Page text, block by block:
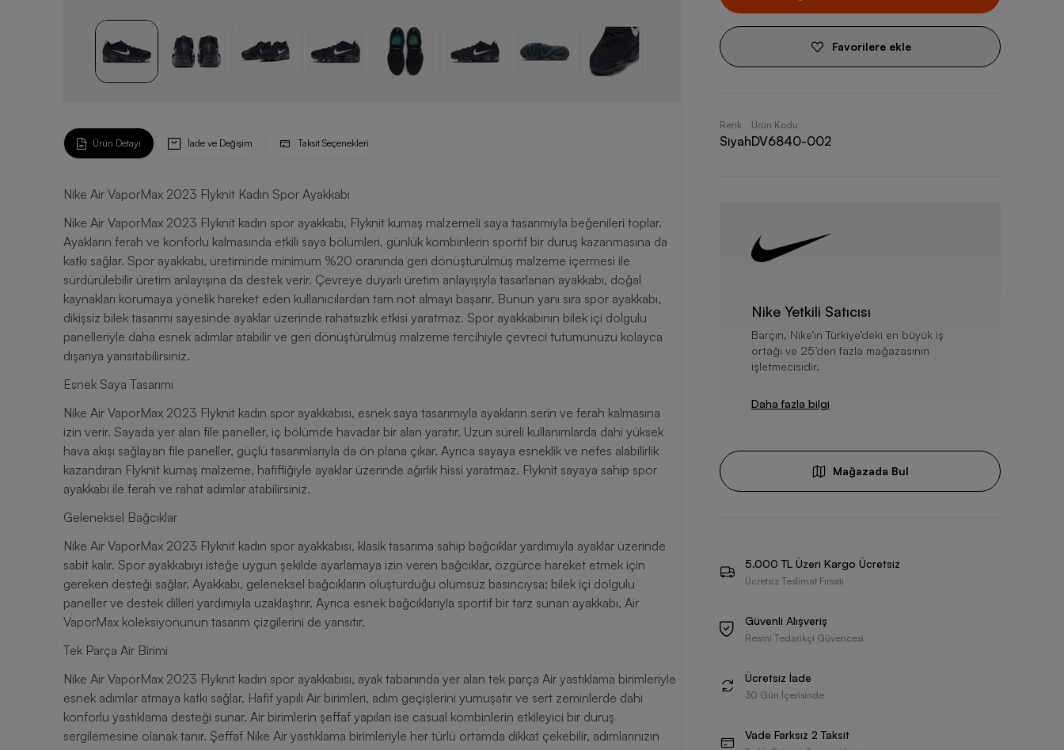
Ürün Detayı İade ve Değişim Taksit Seçenekleri
Nike Air VaporMax 2023 Flyknit Kadın Spor Ayakkabı
Nike Air VaporMax 2023 Flyknit kadın spor ayakkabı, Flyknit kumaş malzemeli saya tasarımıyla beğenileri toplar.
Ayakların ferah ve konforlu kalmasında etkili saya bölümleri, günlük kombinlerin sportif bir duruş kazanmasına da
katkı sağlar. Spor ayakkabı, üretiminde minimum %20 oranında geri dönüştürülmüş malzeme içermesi ile
sürdürülebilir üretim anlayışına da destek verir. Çevreye duyarlı üretim anlayışıyla tasarlanan ayakkabı, doğal
kaynakları korumaya yönelik hareket eden kullanıcılardan tam not almayı başarır. Bunun yanı sıra spor ayakkabı,
dikişsiz bilek tasarımı sayesinde ayaklar üzerinde rahatsızlık etkisi yaratmaz. Spor ayakkabının bilek içi dolgulu
panelleriyle daha esnek adımlar atabilir ve geri dönüştürülmüş malzeme tercihiyle çevreci tutumunuzu kolayca
dışarıya yansıtabilirsiniz.
Esnek Saya Tasarımı
Nike Air VaporMax 2023 Flyknit kadın spor ayakkabısı, esnek saya tasarımıyla ayakların serin ve ferah kalmasına
izin verir. Sayada yer alan file paneller, iç bölümde havadar bir alan yaratır. Uzun süreli kullanımlarda dahi yüksek
hava akışı sağlayan file paneller, güçlü tasarımlarıyla da ön plana çıkar. Ayrıca sayaya esneklik ve nefes alabilirlik
kazandıran Flyknit kumaş malzeme, hafifliğiyle ayaklar üzerinde ağırlık hissi yaratmaz. Flyknit sayaya sahip spor
ayakkabı ile ferah ve rahat adımlar atabilirsiniz.
Geleneksel Bağcıklar
Nike Air VaporMax 2023 Flyknit kadın spor ayakkabısı, klasik tasarıma sahip bağcıklar yardımıyla ayaklar üzerinde
sabit kalır. Spor ayakkabıyı isteğe uygun şekilde ayarlamaya izin veren bağcıklar, özgürce hareket etmek için
gereken desteği sağlar. Ayakkabı, geleneksel bağcıkların oluşturduğu olumsuz basıncıysa; bilek içi dolgulu
paneller ve destek dilleri yardımıyla uzaklaştırır. Ayrıca esnek bağcıklarıyla sportif bir tarz sunan ayakkabı, Air
VaporMax koleksiyonunun tasarım çizgilerini de yansıtır.
Tek Parça Air Birimi
Nike Air VaporMax 2023 Flyknit kadın spor ayakkabısı, ayak tabanında yer alan tek parça Air yastıklama birimleriyle
esnek adımlar atmaya katkı sağlar. Hafif yapılı Air birimleri, adım geçişlerini yumuşatır ve sert zeminlerde dahi
konforlu yastıklama desteği sunar. Air birimlerin şeffaf yapıları ise casual kombinlerin etkileyici bir duruş
sergilemesine olanak tanır. Şeffaf Nike Air yastıklama birimleriyle her türlü ortamda dikkat çekebilir, adımlarınızın
Favorilere ekle
Renk
Siyah
Ürün Kodu
DV6840-002
Nike Yetkili Satıcısı
Barçın, Nike’ın Türkiye’deki en büyük iş
ortağı ve 25’den fazla mağazasının
işletmecisidir.
Daha fazla bilgi
Mağazada Bul
5.000 TL Üzeri Kargo Ücretsiz
Ücretsiz Teslimat Fırsatı
Güvenli Alışveriş
Resmi Tedarikçi Güvencesi
Ücretsiz İade
30 Gün İçerisinde
Vade Farksız 2 Taksit